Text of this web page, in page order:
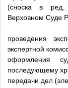
(сноска в ред.
Верховном Суде
проведения
экспертной
оформления
последующему
передачи дел